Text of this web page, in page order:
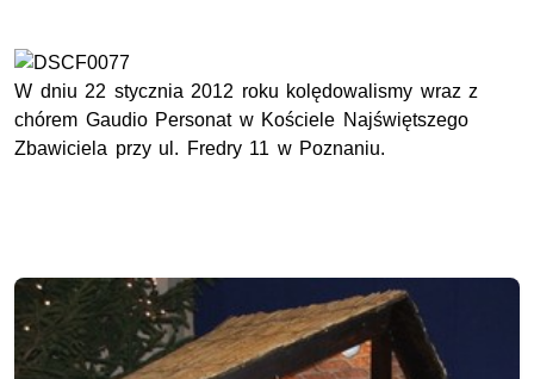
W dniu 22 stycznia 2012 roku kolędowalismy wraz z
chórem Gaudio Personat w Kościele Najświętszego
Zbawiciela przy ul. Fredry 11 w Poznaniu.